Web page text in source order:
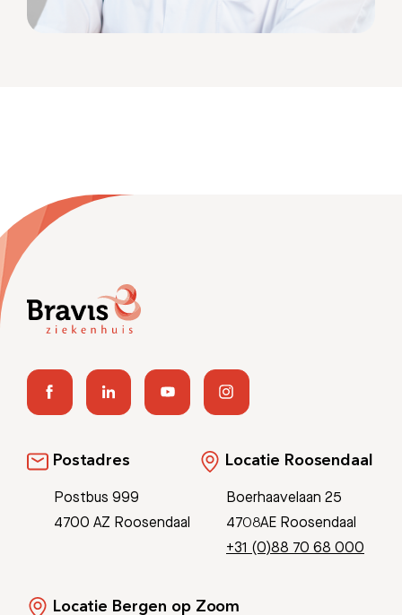
Postadres
Postbus 999
4700 AZ Roosendaal
Locatie Roosendaal
Boerhaavelaan 25
4708AE Roosendaal
+31 (0)88 70 68 000
Locatie Bergen op Zoom